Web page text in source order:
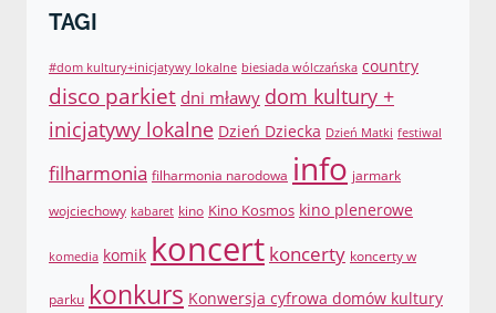
TAGI
#dom kultury+inicjatywy lokalne biesiada wólczańska country
disco parkiet dni mławy dom kultury +
inicjatywy lokalne Dzień Dziecka Dzień Matki festiwal
filharmonia filharmonia narodowa info jarmark
wojciechowy kabaret kino Kino Kosmos kino plenerowe
komedia komik koncert koncerty koncerty w
parku konkurs Konwersja cyfrowa domów kultury